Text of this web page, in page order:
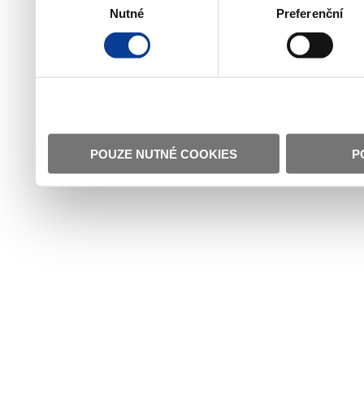
Nutné Preferenční
POUZE NUTNÉ COOKIES